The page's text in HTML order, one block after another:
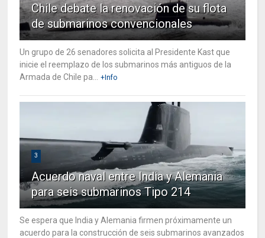
Chile debate la renovación de su flota
de submarinos convencionales
Un grupo de 26 senadores solicita al Presidente Kast que
inicie el reemplazo de los submarinos más antiguos de la
Armada de Chile pa...
+Info
3
Acuerdo naval entre India y Alemania
para seis submarinos Tipo 214
Se espera que India y Alemania firmen próximamente un
acuerdo para la construcción de seis submarinos avanzados